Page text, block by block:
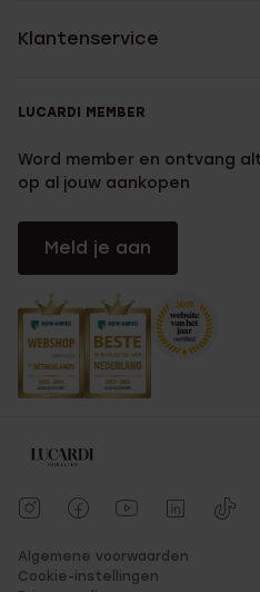
Klantenservice
LUCARDI MEMBER
Word member en ontvang
op al jouw aankopen
Meld je aan
Algemene voorwaarden
Cookie-instellingen